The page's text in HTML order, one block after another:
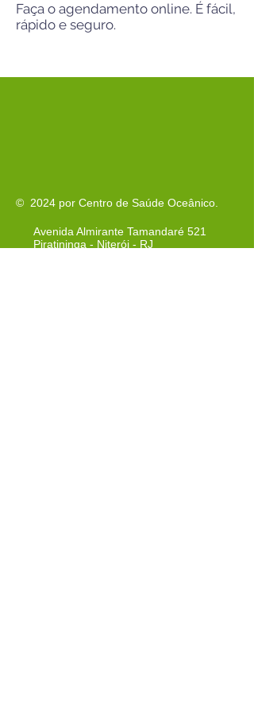
Faça o agendamento online. É fácil,
rápido e seguro.
© 2024 por Centro de Saúde Oceânico.
Avenida Almirante Tamandaré 521
Piratininga - Niterói - RJ